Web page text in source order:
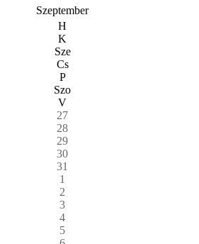
Szeptember
H
K
Sze
Cs
P
Szo
V
27
28
29
30
31
1
2
3
4
5